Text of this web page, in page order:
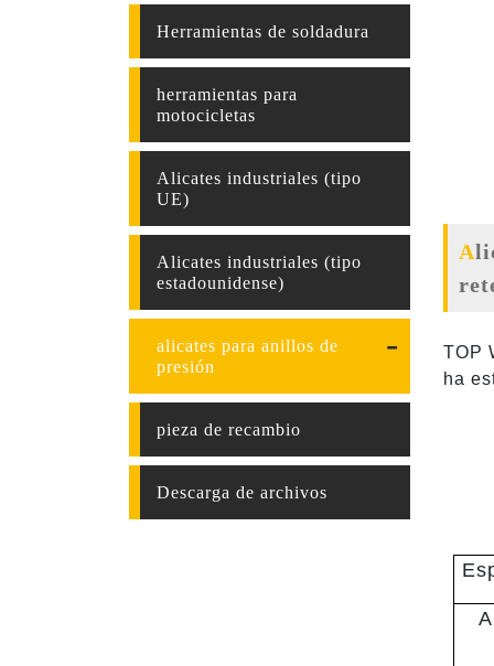
Herramientas de soldadura
herramientas para
motocicletas
Alicates industriales (tipo
UE)
Alicates industriales (tipo
estadounidense)
alicates para anillos de
presión
pieza de recambio
Descarga de archivos
Alicates para anillos de retención rectos (anillo externo) (alicates para anillos de
TOP
ha